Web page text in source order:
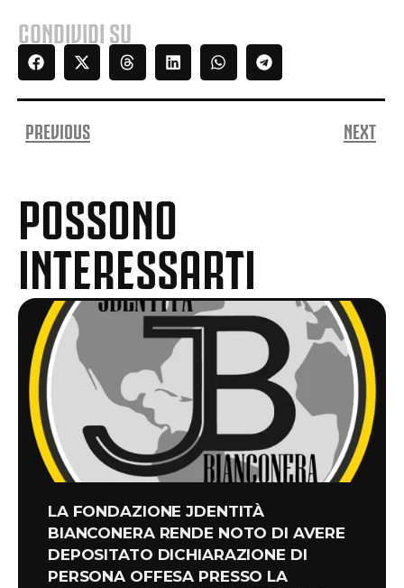
CONDIVIDI SU
PREVIOUS NEXT
POSSONO
INTERESSARTI
LA FONDAZIONE JDENTITÀ
BIANCONERA RENDE NOTO DI AVERE
DEPOSITATO DICHIARAZIONE DI
PERSONA OFFESA PRESSO LA